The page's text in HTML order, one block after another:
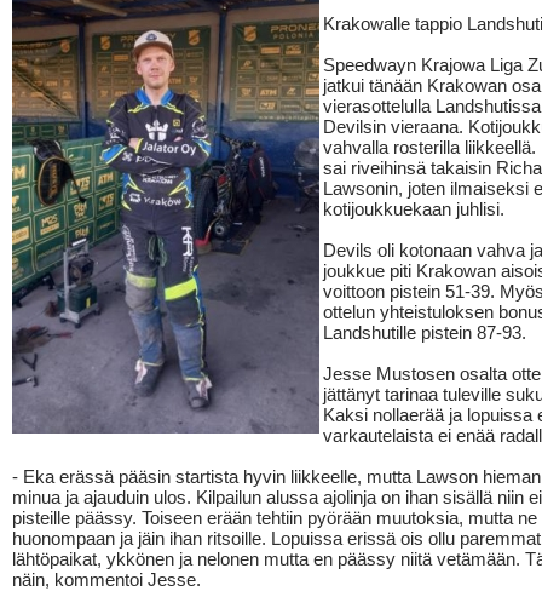
Krakowalle tappio
Speedwayn Krajowa Liga
jatkui tänään Krakowan
vierasottelulla
Devilsin vieraana.
vahvalla rosterilla liikkeellä.
sai riveihinsä takaisin
Lawsonin, joten ilmaiseksi
kotijoukkuekaan juhlisi.
Devils oli kotonaan vahva
joukkue piti Krakowan
voittoon pistein 51-39.
ottelun yhteistuloksen
Landshutille pistein 87-93.
Jesse Mustosen osalta
jättänyt tarinaa tuleville
Kaksi nollaerää ja lopuissa
varkautelaista ei enää
- Eka erässä pääsin startista hyvin liikkeelle, mutta Lawson
minua ja ajauduin ulos. Kilpailun alussa ajolinja on ihan sisällä niin
pisteille päässy. Toiseen erään tehtiin pyörään muutoksia, mutta ne
huonompaan ja jäin ihan ritsoille. Lopuissa erissä ois ollu paremmat
lähtöpaikat, ykkönen ja nelonen mutta en päässy niitä vetämään.
näin, kommentoi Jesse.